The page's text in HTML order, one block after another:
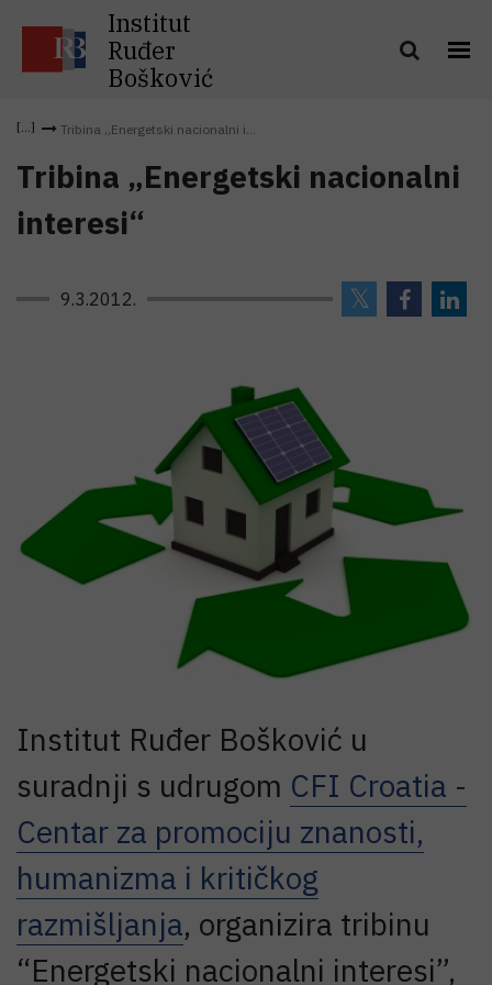
Institut
Ruđer
Bošković
Tribina „Energetski nacionalni i...
Tribina „Energetski nacionalni
interesi“
9.3.2012.
Institut Ruđer Bošković u
suradnji s udrugom CFI Croatia -
Centar za promociju znanosti,
humanizma i kritičkog
razmišljanja, organizira tribinu
“Energetski nacionalni interesi”,